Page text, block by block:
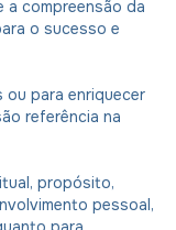
compreensão da
o sucesso e
ou para enriquecer
referência na
propósito,
pessoal,